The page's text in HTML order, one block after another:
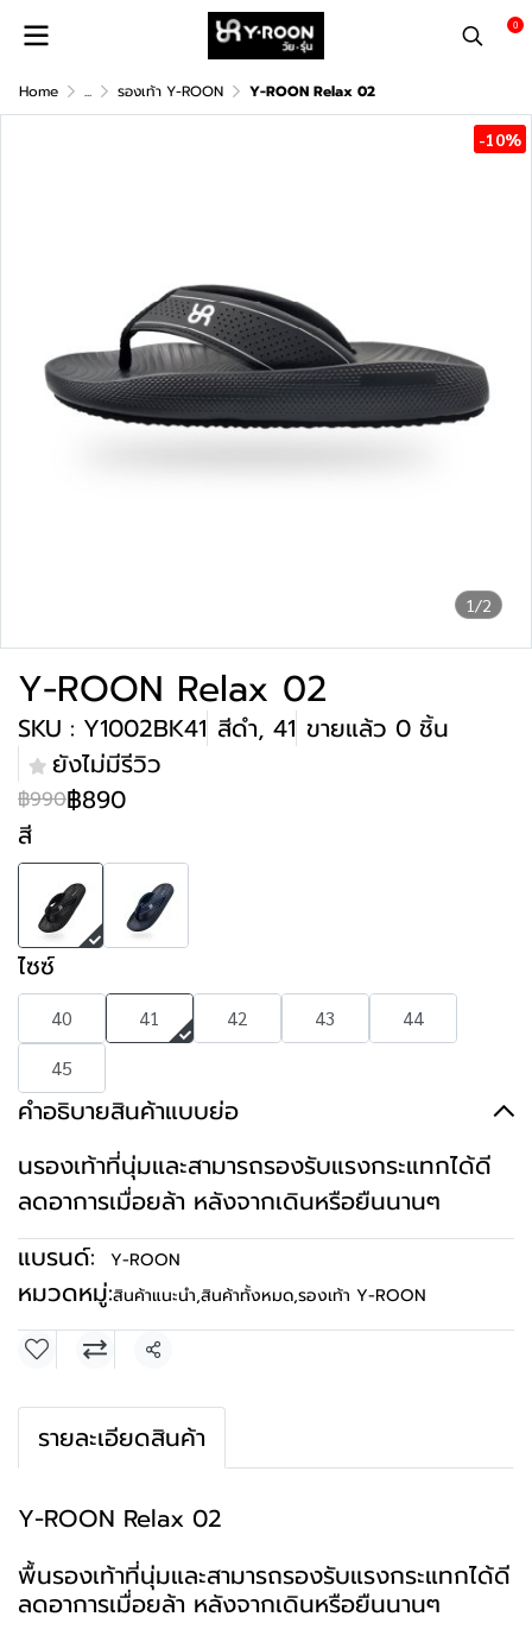
0
Home ... รองเท้า Y-ROON Y-ROON Relax 02
1/2
-10%
Y-ROON Relax 02
SKU : Y1002BK41 สีดำ, 41 ขายแล้ว 0 ชิ้น
ยังไม่มีรีวิว
฿990฿890
สี
ไซซ์
40 41 42 43
44
45
คำอธิบายสินค้าแบบย่อ
นรองเท้าที่นุ่มและสามารถรองรับแรงกระแทกได้ดี
ลดอาการเมื่อยล้า หลังจากเดินหรือยืนนานๆ
แบรนด์:
Y-ROON
หมวดหมู่:สินค้าแนะนำ,สินค้าทั้งหมด,รองเท้า Y-ROON
แชร์
รายละเอียดสินค้า
Y-ROON Relax 02
พื้นรองเท้าที่นุ่มและสามารถรองรับแรงกระแทกได้ดี
ลดอาการเมื่อยล้า หลังจากเดินหรือยืนนานๆ